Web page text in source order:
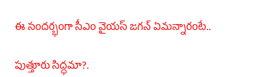
ఈ సంద‌ర్భంగా సీఎం వైయ‌స్ జ‌గ‌న్ ఏమ‌న్నారంటే..
పుత్తూరు సిద్ధమా?.